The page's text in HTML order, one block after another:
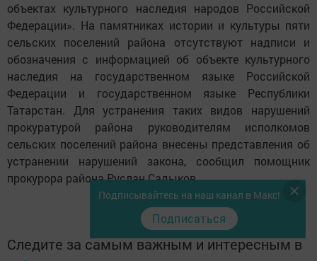
объектах культурного наследия народов Российской
Федерации». На памятниках истории и культуры пяти
сельских поселений района отсутствуют надписи и
обозначения с информацией об объекте культурного
наследия на государственном языке Российской
Федерации и государственном языке Республики
Татарстан. Для устранения таких видов нарушений
прокуратурой района руководителям исполкомов
сельских поселений района внесены представления об
устранении нарушений закона, сообщил помощник
прокурора района Руслан Садыков.
Следите за самым важным и интересным в
Подписывайтесь на наш канал в Макс!
Подписаться